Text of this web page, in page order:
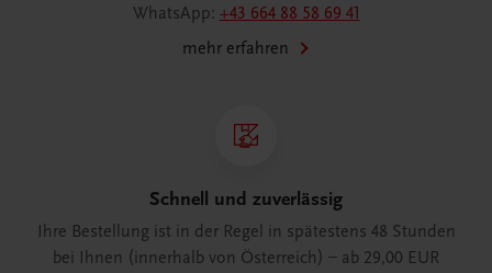
WhatsApp: +43 664 88 58 69 41
mehr erfahren
Schnell und zuverlässig
Ihre Bestellung ist in der Regel in spätestens 48 Stunden
bei Ihnen (innerhalb von Österreich) – ab 29,00 EUR